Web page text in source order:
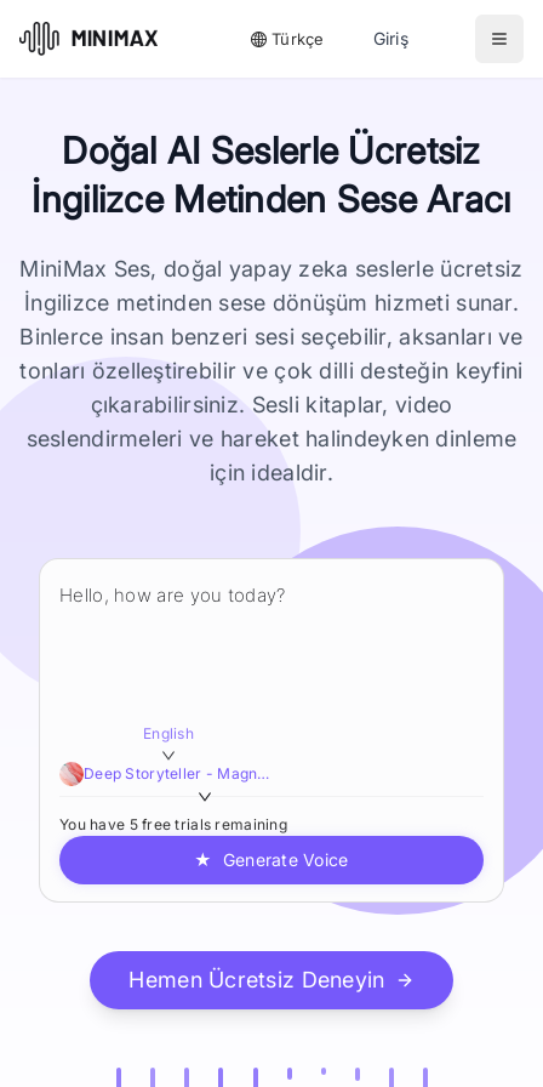
Türkçe Giriş
Doğal AI Seslerle Ücretsiz
İngilizce Metinden Sese Aracı
MiniMax Ses, doğal yapay zeka seslerle ücretsiz
İngilizce metinden sese dönüşüm hizmeti sunar.
Binlerce insan benzeri sesi seçebilir, aksanları ve
tonları özelleştirebilir ve çok dilli desteğin keyfini
çıkarabilirsiniz. Sesli kitaplar, video
seslendirmeleri ve hareket halindeyken dinleme
için idealdir.
English
Deep Storyteller - Magnetic,Smooth,Sophisticated
You have 5 free trials remaining
★ Generate Voice
Hemen Ücretsiz Deneyin